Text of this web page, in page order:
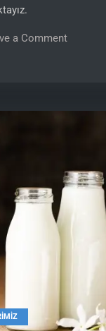
a Commenton